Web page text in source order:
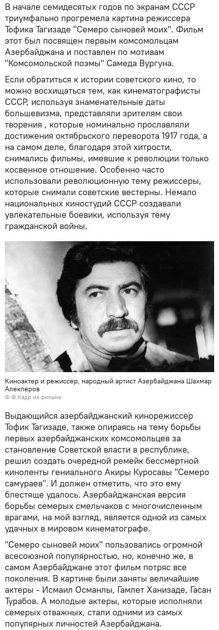
В начале семидесятых годов по экранам СССР
триумфально прогремела картина режиссера
Тофика Тагизаде "Семеро сыновей моих". Фильм
этот был посвящен первым комсомольцам
Азербайджана и поставлен по мотивам
"Комсомольской поэмы" Самеда Вургуна.
Если обратиться к истории советского кино, то
можно восхищаться тем, как кинематографисты
СССР, используя знаменательные даты
большевизма, представляли зрителям свои
творения , которые номинально прославляли
достижения октябрьского переворота 1917 года, а
на самом деле, благодаря этой хитрости,
снимались фильмы, имевшие к революции только
косвенное отношение. Особенно часто
использовали революционную тему режиссеры,
которые снимали советские вестерны. Немало
национальных киностудий СССР создавали
увлекательные боевики, используя тему
гражданской войны.
Киноактер и режиссер, народный артист Азербайджана Шахмар
Алекперов
© © Кадр из фильма
Выдающийся азербайджанский кинорежиссер
Тофик Тагизаде, также опираясь на тему борьбы
первых азербайджанских комсомольцев за
становление Советской власти в республике,
решил создать очередной ремейк бессмертной
киноленты гениального Акиры Куросавы "Семеро
самураев". И должен отметить, что это ему
блестяще удалось. Азербайджанская версия
борьбы семерых смельчаков с многочисленным
врагами, на мой взгляд, является одной из самых
удачных в мировом кинематографе.
"Семеро сыновей моих" пользовались огромной
всесоюзной популярностью, но, конечно же, в
самом Азербайджане этот фильм потряс все
поколения. В картине были заняты величайшие
актеры - Исмаил Османлы, Гамлет Ханизаде, Гасан
Турабов. А молодые актеры, которые исполняли
семерых отважных, стали одними из самых
популярных личностей Азербайджана.